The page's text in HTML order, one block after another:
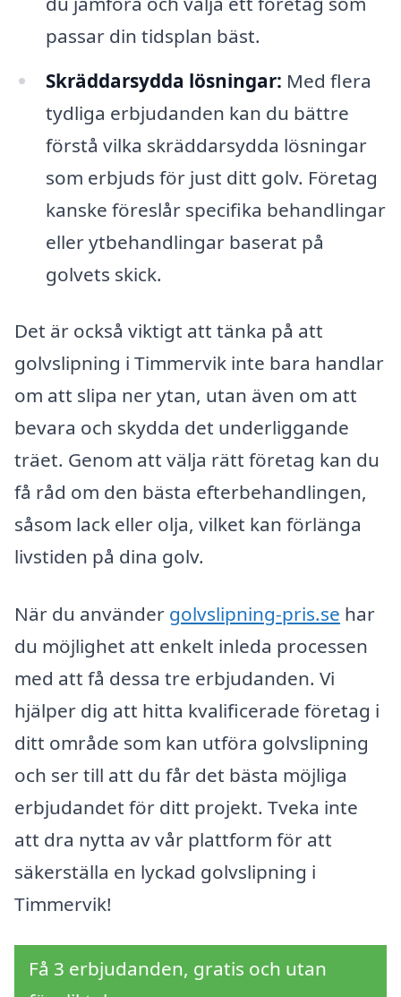
passar din tidsplan bäst.
Skräddarsydda lösningar: Med flera
tydliga erbjudanden kan du bättre
förstå vilka skräddarsydda lösningar
som erbjuds för just ditt golv. Företag
kanske föreslår specifika behandlingar
eller ytbehandlingar baserat på
golvets skick.
Det är också viktigt att tänka på att
golvslipning i Timmervik inte bara handlar
om att slipa ner ytan, utan även om att
bevara och skydda det underliggande
träet. Genom att välja rätt företag kan du
få råd om den bästa efterbehandlingen,
såsom lack eller olja, vilket kan förlänga
livstiden på dina golv.
När du använder golvslipning-pris.se har
du möjlighet att enkelt inleda processen
med att få dessa tre erbjudanden. Vi
hjälper dig att hitta kvalificerade företag i
ditt område som kan utföra golvslipning
och ser till att du får det bästa möjliga
erbjudandet för ditt projekt. Tveka inte
att dra nytta av vår plattform för att
säkerställa en lyckad golvslipning i
Timmervik!
Få 3 erbjudanden, gratis och utan